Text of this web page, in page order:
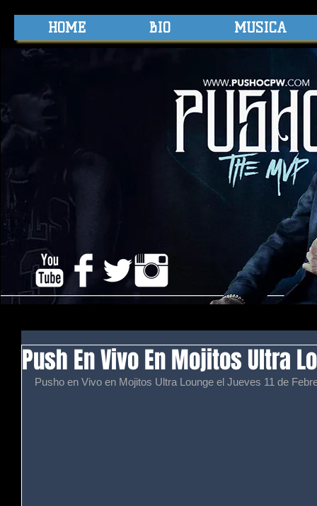
HOME BIO MUSICA
Push En Vivo En Mojitos Ultra
Pusho en Vivo en Mojitos Ultra Lounge el Jueves 11 de